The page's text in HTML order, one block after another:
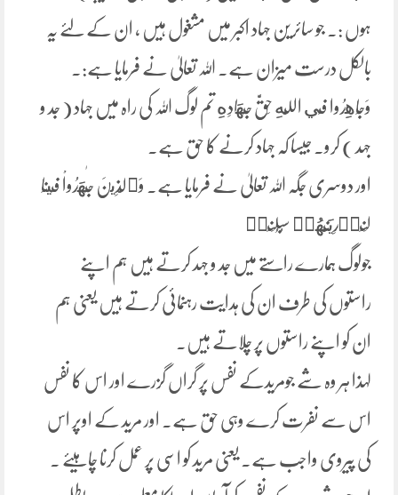
ہوں :۔ جو سائرین جہاد اکبر میں مشغول ہیں ، ان کے لئے یہ
بالکل درست میزان ہے۔ اللہ تعالیٰ نے فرمایا ہے:۔
وَجَاهِدُوا فِي اللَّهِ حَقَّ جِهَادِهِ تم لوگ اللہ کی راہ میں جہاد ( جد و
جہد ) کرو۔ جیسا کہ جہاد کرنے کا حق ہے۔
اور دوسری جگہ اللہ تعالیٰ نے فرمایا ہے۔ وَٱلَّذِينَ جَٰهَدُواْ فِينَا
لَنَهۡدِيَنَّهُمۡ ‌سُبُلَنَاۚ
جولوگ ہمارے راستے میں جد و جہد کرتے ہیں ہم اپنے
راستوں کی طرف ان کی ہدایت رہنمائی کرتے ہیں یعنی ہم
ان کو اپنے راستوں پر چلاتے ہیں۔
لہذا ہر وہ شے جومریدکے نفس پر گراں گزرے اور اس کا نفس
اس سے نفرت کرے وہی حق ہے۔ اور مرید کے اوپر اس
کی پیروی واجب ہے۔ یعنی مرید کو اسی پر عمل کرنا چاہیئے ۔